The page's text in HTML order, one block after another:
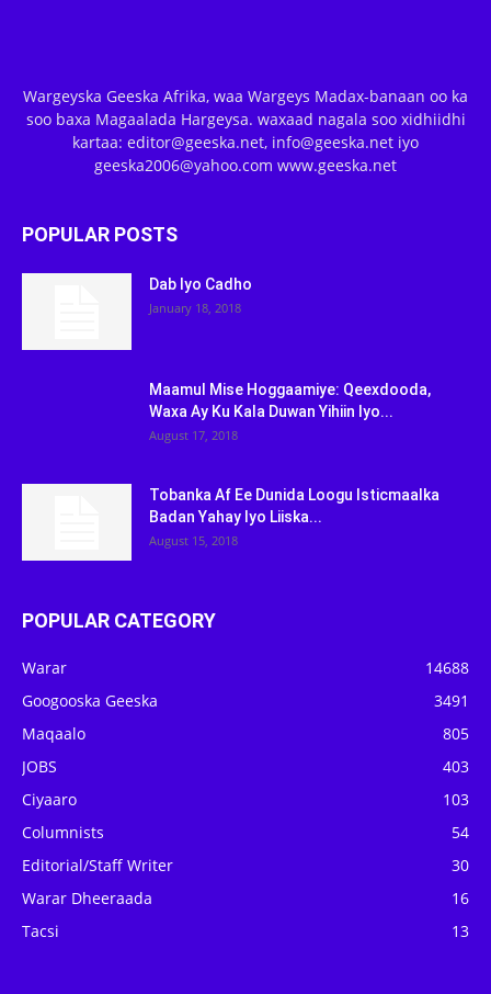
Wargeyska Geeska Afrika, waa Wargeys Madax-banaan oo ka
soo baxa Magaalada Hargeysa. waxaad nagala soo xidhiidhi
kartaa: editor@geeska.net, info@geeska.net iyo
geeska2006@yahoo.com www.geeska.net
POPULAR POSTS
Dab Iyo Cadho
January 18, 2018
Maamul Mise Hoggaamiye: Qeexdooda,
Waxa Ay Ku Kala Duwan Yihiin Iyo...
August 17, 2018
Tobanka Af Ee Dunida Loogu Isticmaalka
Badan Yahay Iyo Liiska...
August 15, 2018
POPULAR CATEGORY
Warar
14688
Googooska Geeska
3491
Maqaalo
805
JOBS
403
Ciyaaro
103
Columnists
54
Editorial/Staff Writer
30
Warar Dheeraada
16
Tacsi
13